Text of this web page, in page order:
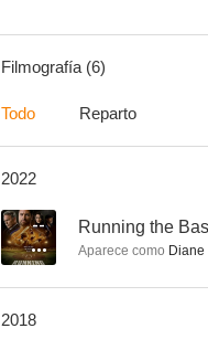
Filmografía (6)
Todo Reparto
2022
-- Running the
Aparece como Diane
2018